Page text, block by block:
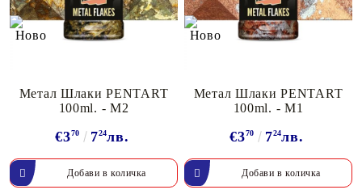
Метал Шлаки PENTART
100ml. - M2
€370 724лв.
Метал Шлаки PENTART
100ml. - M1
€370 724лв.